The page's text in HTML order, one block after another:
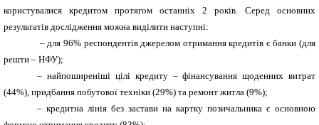
користувалися кредитом протягом останніх 2 років. Серед основних
результатів дослідження можна виділити наступні:
– для 96% респондентів джерелом отримання кредитів є банки (для
решти – НФУ);
– найпоширеніші цілі кредиту – фінансування щоденних витрат
(44%), придбання побутової техніки (29%) та ремонт житла (9%);
– кредитна лінія без застави на картку позичальника є основною